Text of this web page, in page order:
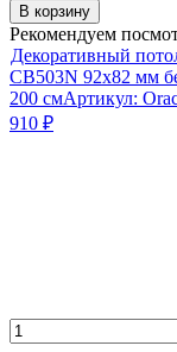
В корзину
Рекомендуем
Декоративный
CB503N 92х82 мм
200 смАртикул:
910 ₽